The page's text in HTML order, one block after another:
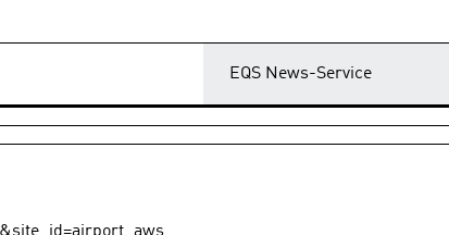
EQS News-Service